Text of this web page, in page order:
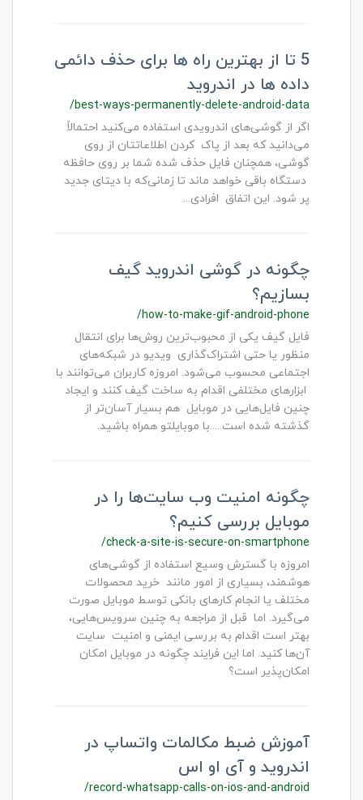
5 تا از بهترین راه ها برای حذف دائمی
داده ها در اندروید
/best-ways-permanently-delete-android-data
اگر از گوشی‌های اندرویدی استفاده می‌کنید احتمالاً
می‌دانید که بعد از پاک کردن اطلاعاتتان از روی
گوشی، همچنان فایل حذف شده شما بر روی حافظه
دستگاه باقی خواهد ماند تا زمانی‌که با دیتای جدید
پر شود. این اتفاق افرادی...
چگونه در گوشی‌ اندروید گیف
بسازیم؟
/how-to-make-gif-android-phone
فایل گیف یکی از محبوب‌ترین روش‌ها برای انتقال
منظور یا حتی اشتراک‌گذاری ویدیو در شبکه‌های
اجتماعی محسوب می‌شود. امروزه کاربران می‌توانند با
ابزارهای مختلفی اقدام به ساخت گیف کنند و ایجاد
چنین فایل‌هایی در موبایل هم بسیار آسان‌تر از
گذشته شده است.....با موبایلتو همراه باشید.
چگونه امنیت وب سایت‌ها را در
موبایل بررسی کنیم؟
/check-a-site-is-secure-on-smartphone
امروزه با گسترش وسیع استفاده از گوشی‌های
هوشمند، بسیاری از امور مانند خرید محصولات
مختلف یا انجام کارهای بانکی توسط موبایل صورت
می‌گیرد. اما قبل از مراجعه به چنین سرویس‌هایی،
بهتر است اقدام به بررسی ایمنی و امنیت سایت
آن‌ها کنید. اما این فرایند چگونه در موبایل امکان
امکان‌پذیر است؟
آموزش ضبط مکالمات واتساپ در
اندروید و آی او اس
/record-whatsapp-calls-on-ios-and-android